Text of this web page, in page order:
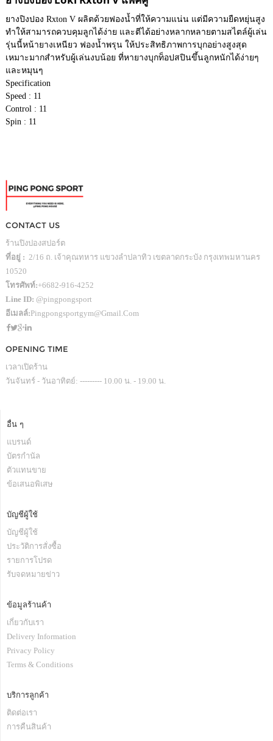
ยางปิงปอง Rxton V ผลิตด้วยฟองน้ำที่ให้ความแน่น แต่มีความยืดหยุ่นสูง
ทำให้สามารถควบคุมลูกได้ง่าย และตีได้อย่างหลากหลายตามสไตล์ผู้เล่น
รุ่นนี้หน้ายางเหนียว ฟองน้ำพรุน ให้ประสิทธิภาพการบุกอย่างสูงสุด
เหมาะมากสำหรับผู้เล่นงบน้อย ที่หายางบุกท็อปสปินขึ้นลูกหนักได้ง่ายๆ
และหมุนๆ
Specification
Speed : 11
Control : 11
Spin : 11
CONTACT US
ร้านปิงปองสปอร์ต
ที่อยู่ : 2/16 ถ. เจ้าคุณทหาร แขวงลำปลาทิว เขตลาดกระบัง กรุงเทพมหานคร
10520
โทรศัพท์:+6682-916-4252
Line ID: @pingpongsport
อีเมลล์:Pingpongsportgym@gmail.com
OPENING TIME
เวลาเปิดร้าน
วันจันทร์ - วันอาทิตย์: --------- 10.00 น. - 19.00 น.
อื่น ๆ
แบรนด์
บัตรกำนัล
ตัวแทนขาย
ข้อเสนอพิเสษ
บัญชีผู้ใช้
บัญชีผู้ใช้
ประวัติการสั่งซื้อ
รายการโปรด
รับจดหมายข่าว
ข้อมูลร้านค้า
เกี่ยวกับเรา
Delivery Information
Privacy Policy
Terms & Conditions
บริการลูกค้า
ติดต่อเรา
การคืนสินค้า